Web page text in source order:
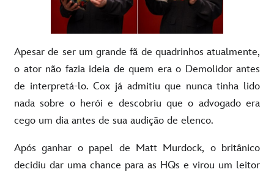
Apesar de ser um grande fã de quadrinhos atualmente,
o ator não fazia ideia de quem era o Demolidor antes
de interpretá-lo. Cox já admitiu que nunca tinha lido
nada sobre o herói e descobriu que o advogado era
cego um dia antes de sua audição de elenco.
Após ganhar o papel de Matt Murdock, o britânico
decidiu dar uma chance para as HQs e virou um leitor